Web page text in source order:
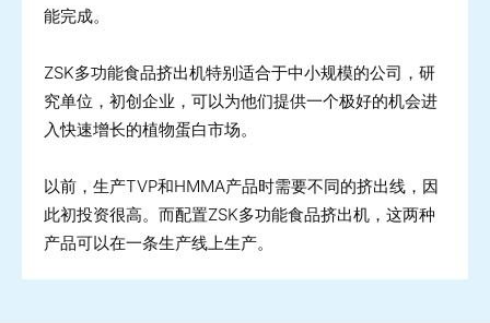
能完成。
ZSK多功能食品挤出机特别适合于中小规模的公司，研
究单位，初创企业，可以为他们提供一个极好的机会进
入快速增长的植物蛋白市场。
以前，生产TVP和HMMA产品时需要不同的挤出线，因
此初投资很高。而配置ZSK多功能食品挤出机，这两种
产品可以在一条生产线上生产。